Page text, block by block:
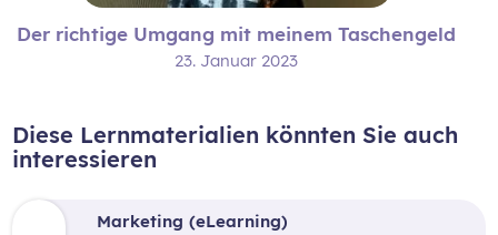
Der richtige Umgang mit meinem Taschengeld
23. Januar 2023
Diese Lernmaterialien könnten Sie auch
interessieren
Marketing (eLearning)